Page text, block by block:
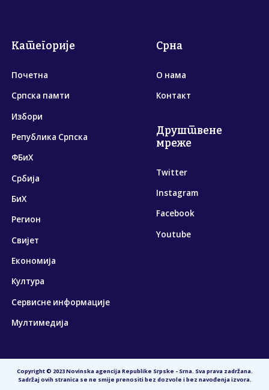
Категорије
Почетна
Српска памти
Избори
Република Српска
ФБиХ
Србија
БиХ
Регион
Свијет
Економија
Култура
Сервисне информације
Мултимедија
Срна
О нама
Контакт
Друштвене
мреже
Twitter
Instagram
Facebook
Youtube
Copyright © 2023 Novinska agencija Republike Srpske - Srna. Sva prava zadržana.
Sadržaj ovih stranica se ne smije prenositi bez dozvole i bez navođenja izvora.